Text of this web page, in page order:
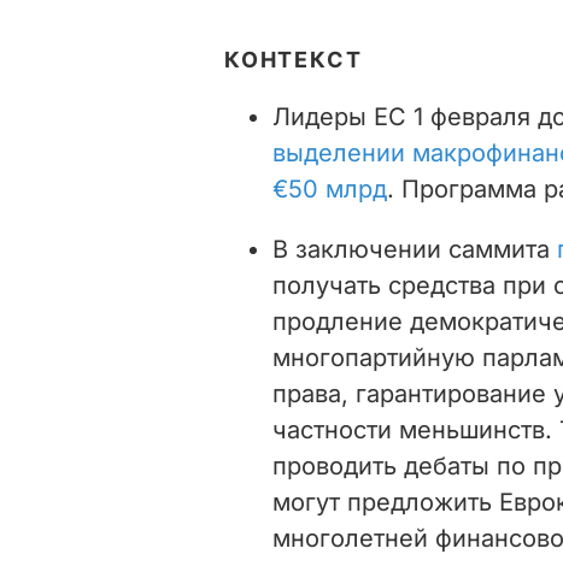
КОНТЕКСТ
Лидеры ЕС 1 февраля
выделении
€50 млрд. Программа
В заключении саммита
получать средства
продление
многопартийную
права,
частности
проводить дебаты по
могут предложить
многолетней